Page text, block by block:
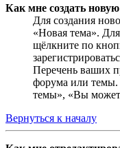
Как мне создать
Для создания
«Новая тема».
щёлкните по
Перечень ваших
форума или
темы», «Вы
Вернуться к началу